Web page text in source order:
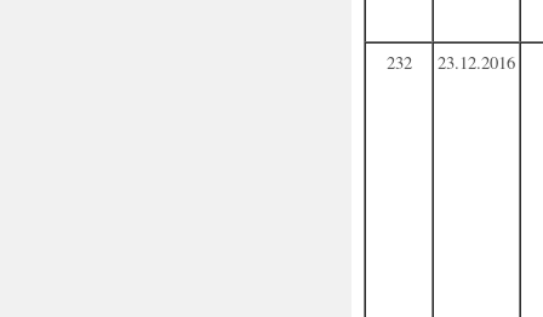
232 23.12.2016